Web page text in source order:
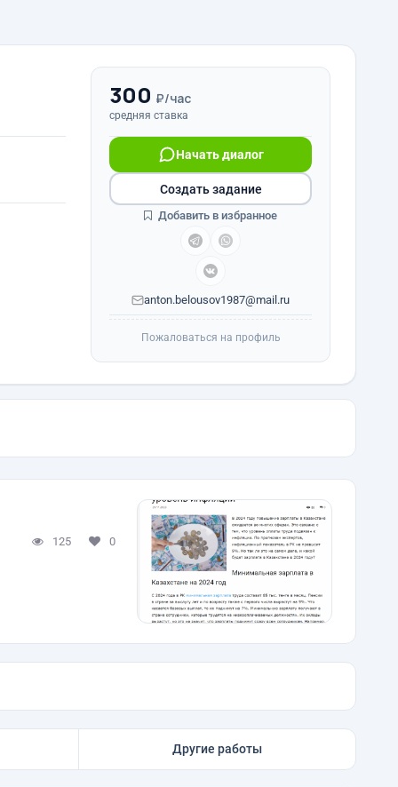
300 ₽/час
средняя ставка
Начать диалог
anton.belousov1987@mail.ru
Создать задание
Добавить в избранное
Пожаловаться на профиль
125 0
Другие работы